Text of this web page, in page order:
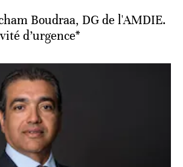
Boudraa, DG de l'AMDIE.
d’urgence*